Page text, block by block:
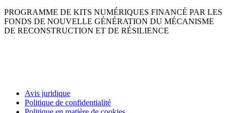
PROGRAMME DE KITS NUMÉRIQUES FINANCÉ PAR LES
FONDS DE NOUVELLE GÉNÉRATION DU MÉCANISME
DE RECONSTRUCTION ET DE RÉSILIENCE
Avis juridique
Politique de confidentialité